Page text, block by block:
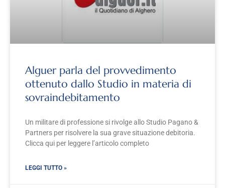
Alguer parla del provvedimento
ottenuto dallo Studio in materia di
sovraindebitamento
Un militare di professione si rivolge allo Studio Pagano &
Partners per risolvere la sua grave situazione debitoria.
Clicca qui per leggere l’articolo completo
LEGGI TUTTO »